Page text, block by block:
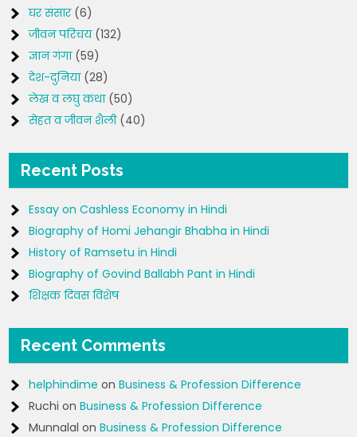
घर संसार(6)
जीवन परिचय(132)
ज्ञान गंगा(59)
देश-दुनिया(28)
लेख व लघु कथा(50)
सेहत व जीवन शैली(40)
Recent Posts
Essay on Cashless Economy in Hindi
Biography of Homi Jehangir Bhabha in Hindi
History of Ramsetu in Hindi
Biography of Govind Ballabh Pant in Hindi
शिक्षक दिवस विशेष
Recent Comments
helphindime onBusiness & Profession Difference
Ruchi onBusiness & Profession Difference
Munnalal onBusiness & Profession Difference